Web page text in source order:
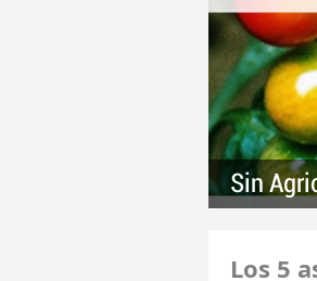
Sin
Los 5